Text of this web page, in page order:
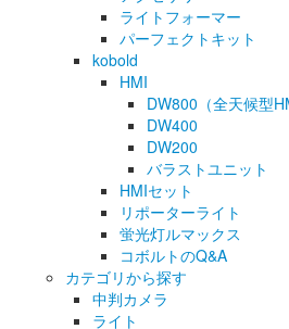
ライトフォーマー
パーフェクトキット
kobold
HMI
DW800（全天候型
DW400
DW200
バラストユニット
HMIセット
リポーターライト
蛍光灯ルマックス
コボルトのQ&A
カテゴリから探す
中判カメラ
ライト